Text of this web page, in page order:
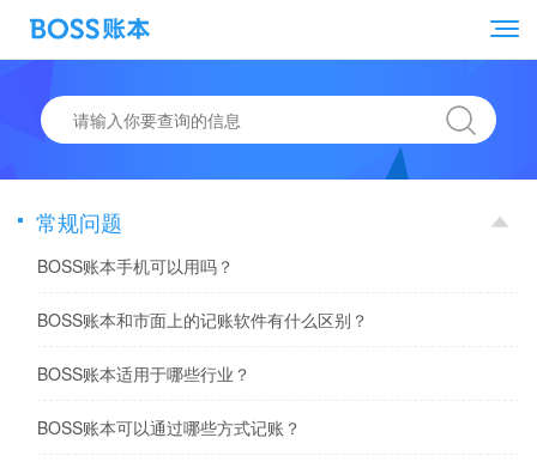
常规问题
BOSS账本手机可以用吗？
BOSS账本和市面上的记账软件有什么区别？
BOSS账本适用于哪些行业？
BOSS账本可以通过哪些方式记账？